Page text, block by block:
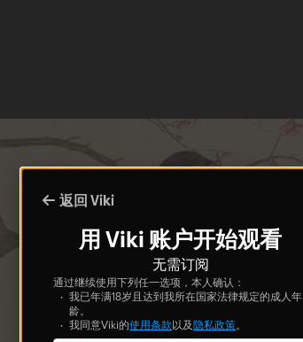
返回 Viki
用 Viki 账户开始观看
无需订阅
通过继续使用下列任一选项，本人确认：
我已年满18岁且达到我所在国家法律规定的成人年
龄。
我同意Viki的使用条款以及隐私政策。